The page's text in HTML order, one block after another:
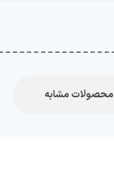
محصولات مشابه